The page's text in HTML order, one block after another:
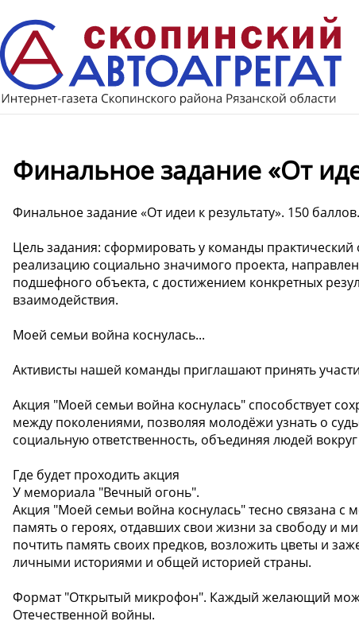
Финальное задание «От
Финальное задание «От идеи к результату». 150
Цель задания: сформировать у команды
реализацию социально значимого проекта,
подшефного объекта, с достижением конкретных
взаимодействия.
Моей семьи война коснулась...
Активисты нашей команды приглашают принять
Акция "Моей семьи война коснулась" способствует
между поколениями, позволяя молодёжи узнать о
социальную ответственность, объединяя людей
Где будет проходить акция
У мемориала "Вечный огонь".
Акция "Моей семьи война коснулась" тесно связана
память о героях, отдавших свои жизни за свободу и
почтить память своих предков, возложить цветы и
личными историями и общей историей страны.
Формат "Открытый микрофон". Каждый желающий
Отечественной войны.